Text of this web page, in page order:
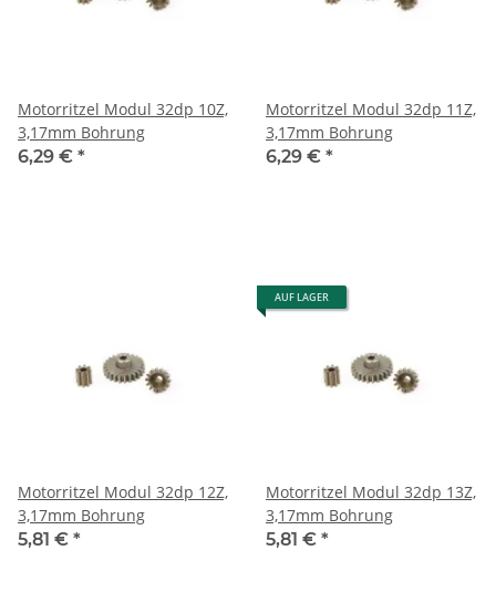
Motorritzel Modul 32dp 10Z,
3,17mm Bohrung
6,29 € *
Motorritzel Modul 32dp 11Z,
3,17mm Bohrung
6,29 € *
Motorritzel Modul 32dp 12Z,
3,17mm Bohrung
5,81 € *
AUF LAGER
Motorritzel Modul 32dp 13Z,
3,17mm Bohrung
5,81 € *